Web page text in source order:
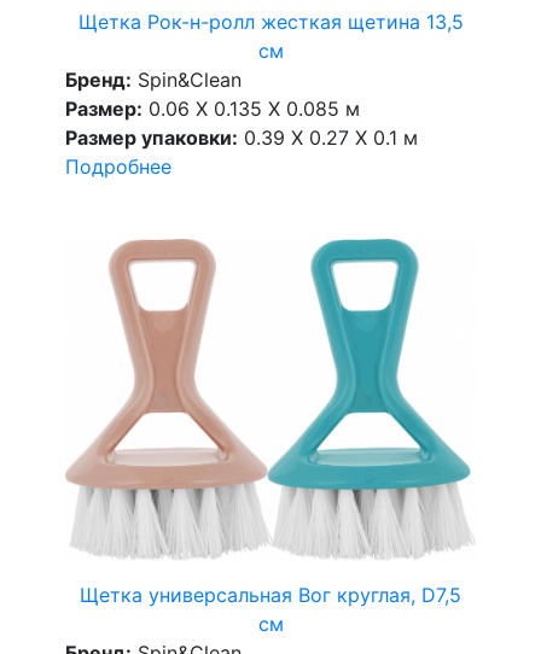
Щетка Рок-н-ролл жесткая щетина 13,5
см
Бренд: Spin&Clean
Размер: 0.06 X 0.135 X 0.085 м
Размер упаковки: 0.39 X 0.27 X 0.1 м
Подробнее
Щетка универсальная Вог круглая, D7,5
см